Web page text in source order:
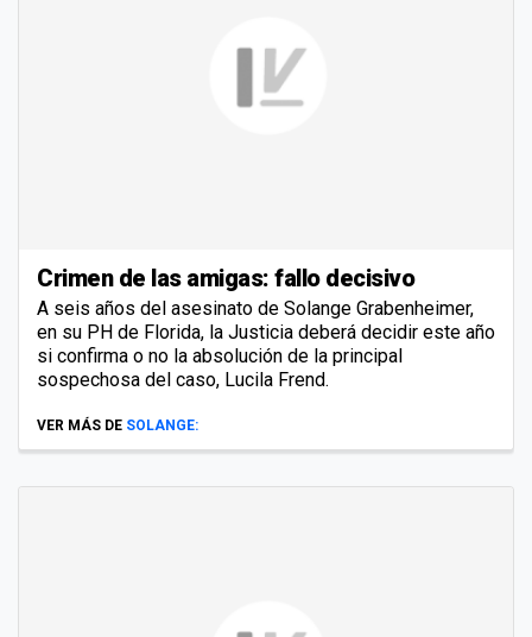
Crimen de las amigas: fallo decisivo
A seis años del asesinato de Solange Grabenheimer,
en su PH de Florida, la Justicia deberá decidir este año
si confirma o no la absolución de la principal
sospechosa del caso, Lucila Frend.
VER MÁS DE SOLANGE: